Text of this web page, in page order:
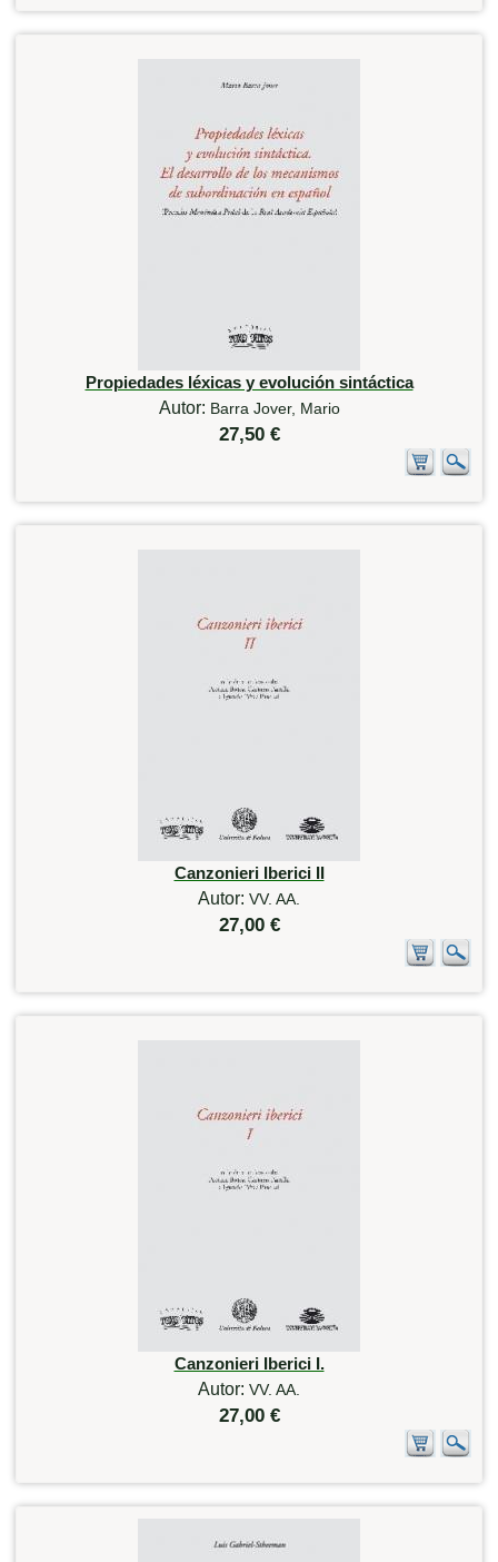
Propiedades léxicas y evolución sintáctica
Autor: Barra Jover, Mario
27,50 €
Canzonieri Iberici II
Autor: VV. AA.
27,00 €
Canzonieri Iberici I.
Autor: VV. AA.
27,00 €